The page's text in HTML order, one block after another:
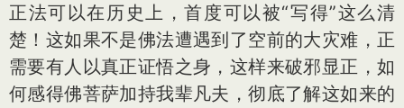
正法可以在历史上，首度可以被“写得”这么清
楚！这如果不是佛法遭遇到了空前的大灾难，正
需要有人以真正证悟之身，这样来破邪显正，如
何感得佛菩萨加持我辈凡夫，彻底了解这如来的